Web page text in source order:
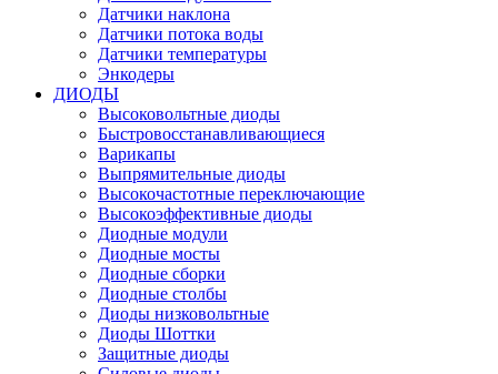
Датчики наклона
Датчики потока воды
Датчики температуры
Энкодеры
ДИОДЫ
Высоковольтные диоды
Быстровосстанавливающиеся
Варикапы
Выпрямительные диоды
Высокочастотные переключающие
Высокоэффективные диоды
Диодные модули
Диодные мосты
Диодные сборки
Диодные столбы
Диоды низковольтные
Диоды Шоттки
Защитные диоды